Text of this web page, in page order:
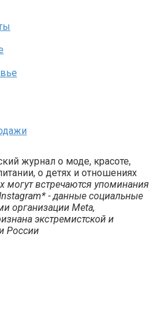
журнал о моде, красоте,
о детях и отношениях
могут встречаются упоминания
- данные социальные
организации Meta,
экстремистской и
России